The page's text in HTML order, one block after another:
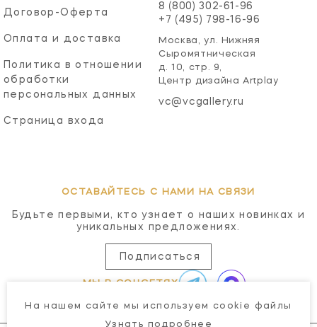
Договор-Оферта
Оплата и доставка
Политика в отношении
обработки
персональных данных
Страница входа
8 (800) 302-61-96
+7 (495) 798-16-96
Москва, ул. Нижняя
Сыромятническая
д. 10, стр. 9,
Центр дизайна Artplay
vc@vcgallery.ru
ОСТАВАЙТЕСЬ С НАМИ НА СВЯЗИ
Будьте первыми, кто узнает о наших новинках и
уникальных предложениях.
Подписаться
МЫ В СОЦСЕТЯХ
На нашем сайте мы используем cookie файлы
Узнать подробнее